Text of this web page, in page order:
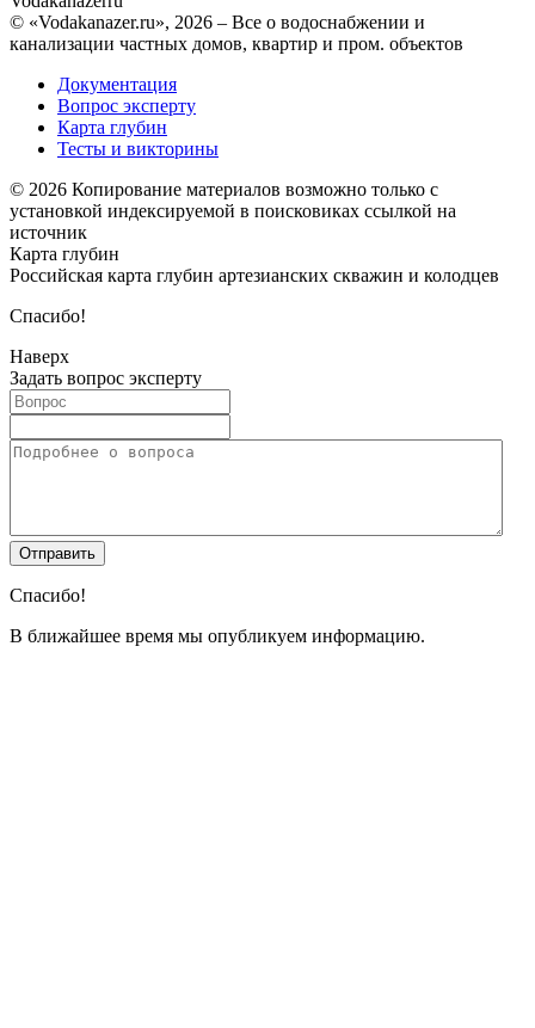
© «Vodakanazer.ru», 2026 – Все о водоснабжении и
канализации частных домов, квартир и пром. объектов
Документация
Вопрос эксперту
Карта глубин
Тесты и викторины
© 2026 Копирование материалов возможно только с
установкой индексируемой в поисковиках ссылкой на
источник
Карта глубин
Российская карта глубин артезианских скважин и колодцев
Спасибо!
Наверх
Задать вопрос эксперту
Спасибо!
В ближайшее время мы опубликуем информацию.